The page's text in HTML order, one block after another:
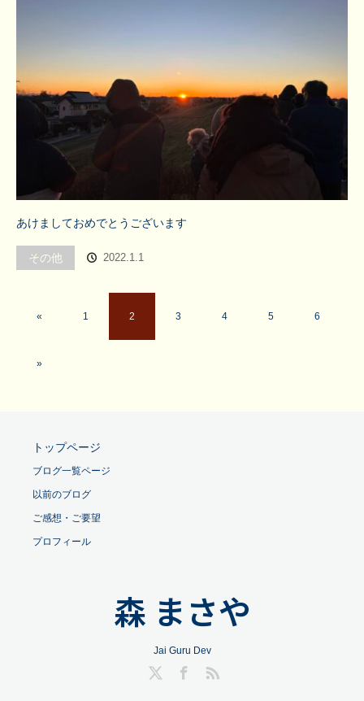
あけましておめでとうございます
その他 2022.1.1
« 1 2 3 4 5 6
»
トップページ
ブログ一覧ページ
以前のブログ
ご感想・ご要望
プロフィール
森 まさや
Jai Guru Dev